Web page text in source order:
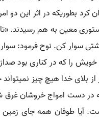
بطوریکه در اثر این دو
معین به هم رسیدند.
سوار کن. نوح فرمود:
را که در کناری بود
بلای خدا هیچ چیز نمی‏تواند
در دست امواج خروشان غرق
آیا طوفان همه جای زمین